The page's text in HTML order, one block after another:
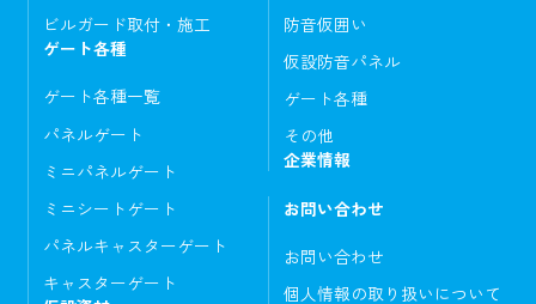
ビルガード取付・施工
ゲート各種
ゲート各種一覧
パネルゲート
ミニパネルゲート
ミニシートゲート
パネルキャスターゲート
キャスターゲート
防音仮囲い
仮設防音パネル
ゲート各種
その他
企業情報
お問い合わせ
お問い合わせ
個人情報の取り扱いについて